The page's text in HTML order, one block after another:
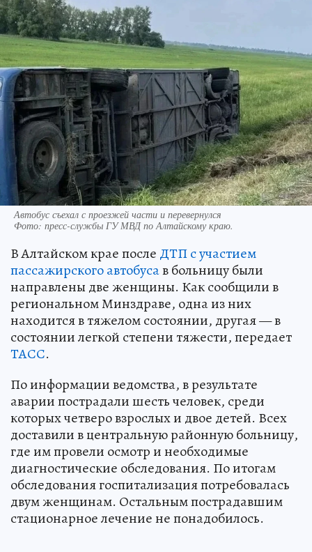
Автобус съехал с проезжей части и перевернулся
Фото: пресс-службы ГУ МВД по Алтайскому краю.
В Алтайском крае после ДТП с участием
пассажирского автобусав больницу были
направлены две женщины. Как сообщили в
региональном Минздраве, одна из них
находится в тяжелом состоянии, другая — в
состоянии легкой степени тяжести, передает
ТАСС.
По информации ведомства, в результате
аварии пострадали шесть человек, среди
которых четверо взрослых и двое детей. Всех
доставили в центральную районную больницу,
где им провели осмотр и необходимые
диагностические обследования. По итогам
обследования госпитализация потребовалась
двум женщинам. Остальным пострадавшим
стационарное лечение не понадобилось.